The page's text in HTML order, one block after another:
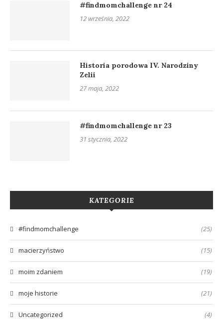
#findmomchallenge nr 24
12 września, 2022
Historia porodowa IV. Narodziny
Zelii
27 maja, 2022
#findmomchallenge nr 23
31 stycznia, 2022
KATEGORIE
#findmomchallenge (25)
macierzyństwo (15)
moim zdaniem (19)
moje historie (21)
Uncategorized (4)